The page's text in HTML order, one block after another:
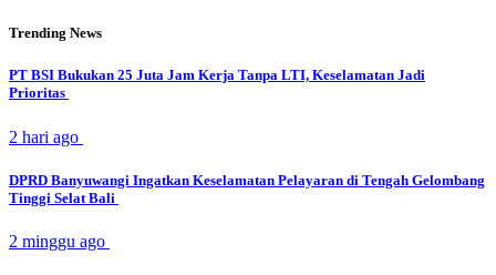
Trending News
PT BSI Bukukan 25 Juta Jam Kerja Tanpa LTI, Keselamatan Jadi
Prioritas
2 hari ago
DPRD Banyuwangi Ingatkan Keselamatan Pelayaran di Tengah Gelombang
Tinggi Selat Bali
2 minggu ago